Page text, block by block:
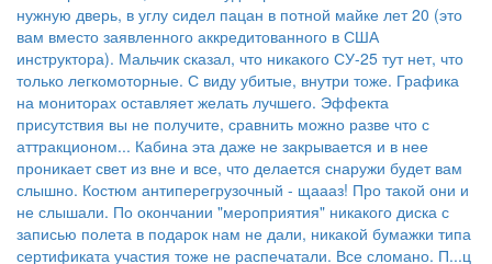
нужную дверь, в углу сидел пацан в потной майке лет 20 (это
вам вместо заявленного аккредитованного в США
инструктора). Мальчик сказал, что никакого СУ-25 тут нет, что
только легкомоторные. С виду убитые, внутри тоже. Графика
на мониторах оставляет желать лучшего. Эффекта
присутствия вы не получите, сравнить можно разве что с
аттракционом... Кабина эта даже не закрывается и в нее
проникает свет из вне и все, что делается снаружи будет вам
слышно. Костюм антиперегрузочный - щаааз! Про такой они и
не слышали. По окончании "мероприятия" никакого диска с
записью полета в подарок нам не дали, никакой бумажки типа
сертификата участия тоже не распечатали. Все сломано. П...ц